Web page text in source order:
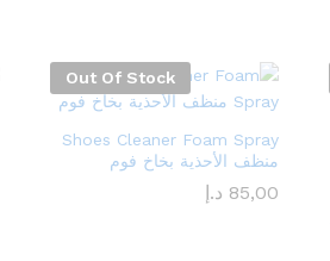
Out Of Stock
Shoes Cleaner Foam Spray
منظف ​​الأحذية بخاخ فوم
85,00 د.إ